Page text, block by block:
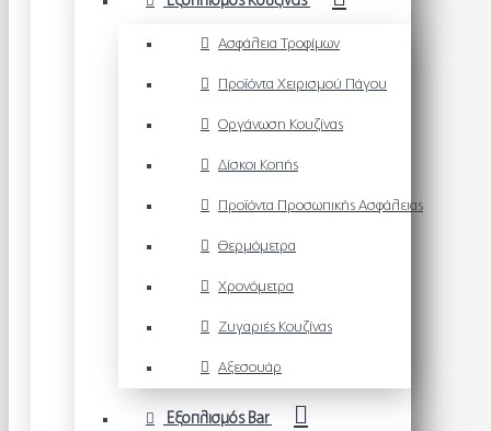
Ασφάλεια Τροφίμων
Προϊόντα Χειρισμού Πάγου
Οργάνωση Κουζίνας
Δίσκοι Κοπής
Προϊόντα Προσωπικής Ασφάλειας
Θερμόμετρα
Χρονόμετρα
Ζυγαριές Κουζίνας
Αξεσουάρ
Εξοπλισμός Bar